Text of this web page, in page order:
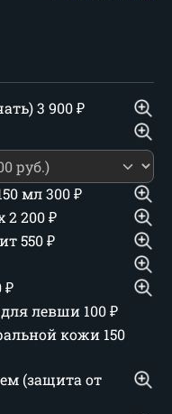
3 900₽
мл300₽
2 200₽
550₽
₽
левши 100₽
кожи 150
(защита от